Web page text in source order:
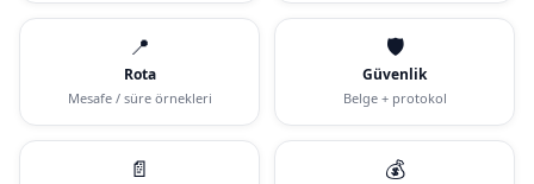
📍
Rota
Mesafe / süre örnekleri
🛡️
Güvenlik
Belge + protokol
📄 💰